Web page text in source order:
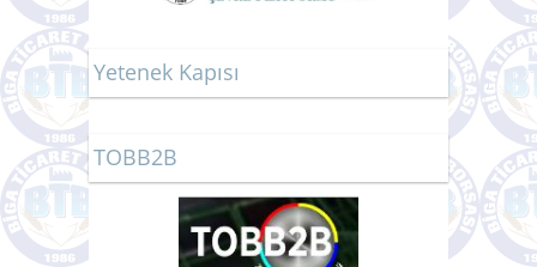
Yetenek Kapısı
TOBB2B